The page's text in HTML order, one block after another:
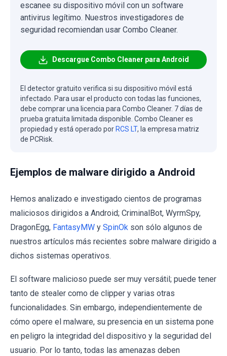
escanee su dispositivo móvil con un software
antivirus legítimo. Nuestros investigadores de
seguridad recomiendan usar Combo Cleaner.
Descargue Combo Cleaner para Android
El detector gratuito verifica si su dispositivo móvil está
infectado. Para usar el producto con todas las funciones,
debe comprar una licencia para Combo Cleaner. 7 días de
prueba gratuita limitada disponible. Combo Cleaner es
propiedad y está operado por RCS LT, la empresa matriz
de PCRisk.
Ejemplos de malware dirigido a Android
Hemos analizado e investigado cientos de programas
maliciosos dirigidos a Android; CriminalBot, WyrmSpy,
DragonEgg, FantasyMW y SpinOk son sólo algunos de
nuestros artículos más recientes sobre malware dirigido a
dichos sistemas operativos.
El software malicioso puede ser muy versátil; puede tener
tanto de stealer como de clipper y varias otras
funcionalidades. Sin embargo, independientemente de
cómo opere el malware, su presencia en un sistema pone
en peligro la integridad del dispositivo y la seguridad del
usuario. Por lo tanto, todas las amenazas deben